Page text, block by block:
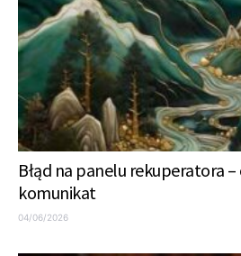
Błąd na panelu rekuperatora –
komunikat
04/06/2026